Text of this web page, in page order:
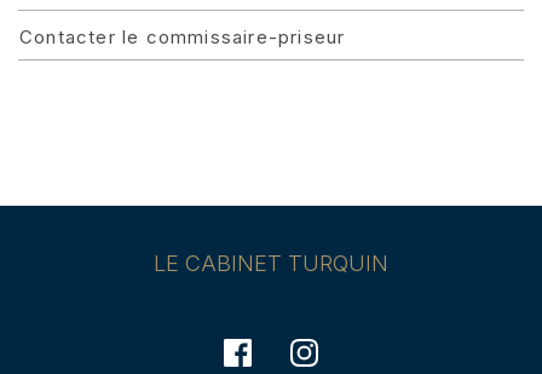
Contacter le commissaire-priseur
LE CABINET TURQUIN